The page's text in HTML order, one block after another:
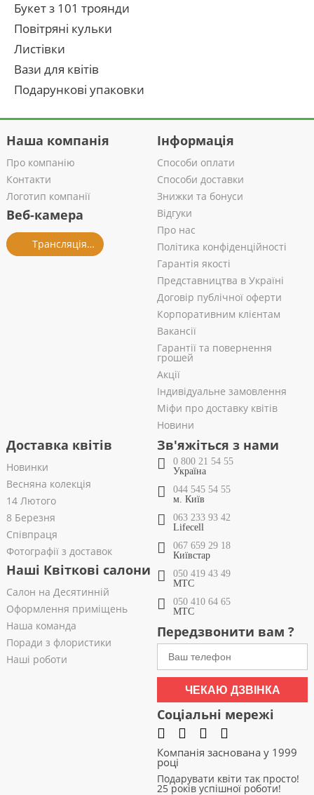
Букет з 101 троянди
Повітряні кульки
Листівки
Вази для квітів
Подарункові упаковки
Наша компанія
Про компанію
Контакти
Логотип компанії
Веб-камера
Трансляція із салону
Інформація
Способи оплати
Способи доставки
Знижки та бонуси
Відгуки
Про нас
Політика конфіденційності
Гарантія якості
Представництва в Україні
Договір публічної оферти
Корпоративним клієнтам
Вакансії
Гарантії та повернення
грошей
Акції
Індивідуальне замовлення
Міфи про доставку квітів
Новини
Доставка квітів
Новинки
Весняна колекція
14 Лютого
8 Березня
Співпраця
Фотографії з доставок
Наші Квіткові салони
Салон на Десятинній
Оформлення приміщень
Наша команда
Поради з флористики
Наші роботи
Зв'яжіться з нами
0 800 21 54 55
Україна
044 545 54 55
м. Київ
063 233 93 42
Lifecell
067 659 29 18
Київстар
050 419 43 49
МТС
050 410 64 65
МТС
Передзвонити вам ?
ЧЕКАЮ ДЗВІНКА
Соціальні мережі
Компанія заснована у 1999
році
Подарувати квіти так просто!
25 років успішної роботи!